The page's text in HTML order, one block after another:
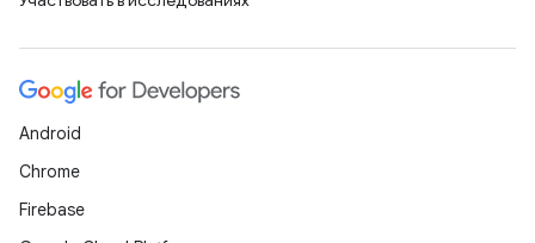
Android
Chrome
Firebase